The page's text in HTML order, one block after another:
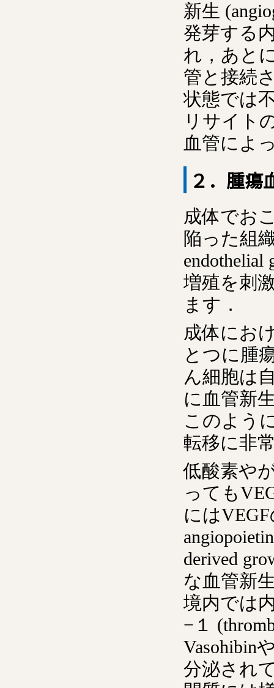
新生
発芽する
れ，あと
管と接続
状態では
リサイト
血管によ
２．腫瘍
成体でお
陥った組
増殖を刺
ます．
成体にお
とつに腫
ん細胞は
に血管新
このよう
転移に非
低酸素や
っても
にはVEGF
derived
な血管新
境内では
−１
Vasohibin
分泌され